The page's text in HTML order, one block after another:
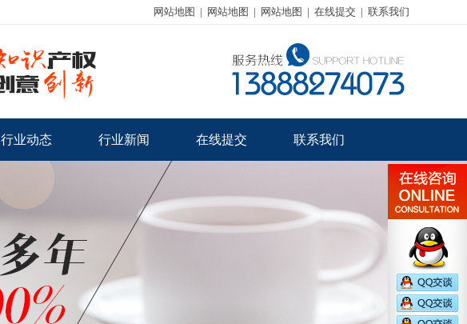
网站地图 | 网站地图 | 网站地图 | 在线提交 | 联系我们
行业动态 行业新闻 在线提交 联系我们